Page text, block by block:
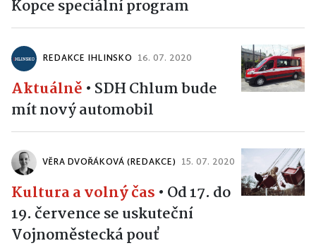
Kopce speciální program
REDAKCE IHLINSKO 16. 07. 2020
Aktuálně • SDH Chlum bude
mít nový automobil
VĚRA DVOŘÁKOVÁ (REDAKCE) 15. 07. 2020
Kultura a volný čas • Od 17. do
19. července se uskuteční
Vojnoměstecká pouť